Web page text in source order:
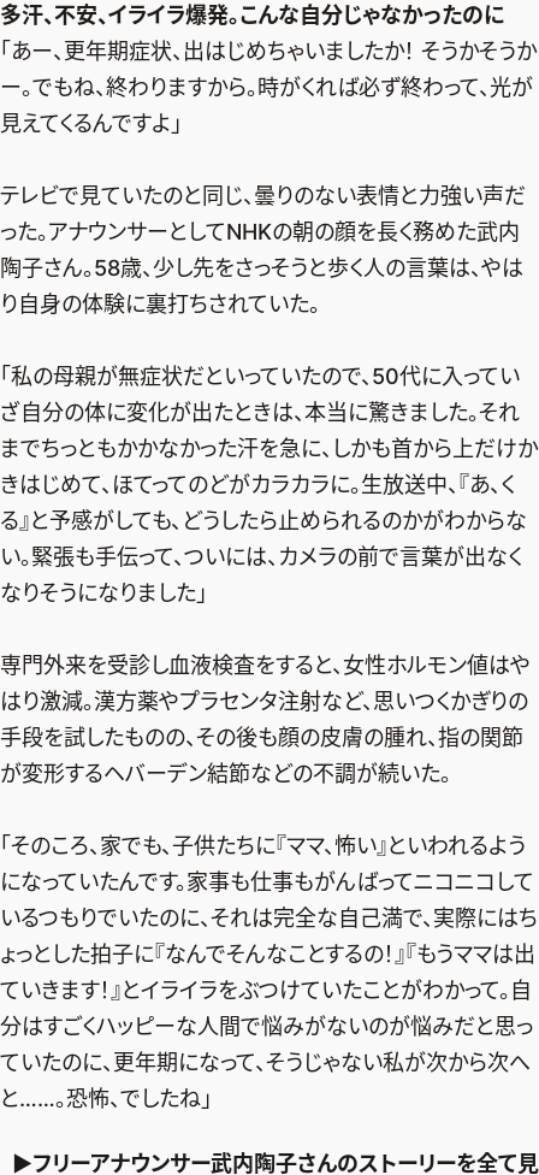
多汗、不安、イライラ爆発。こんな自分じゃなかったのに
「あー、更年期症状、出はじめちゃいましたか！ そうかそうか
ー。でもね、終わりますから。時がくれば必ず終わって、光が
見えてくるんですよ」
テレビで見ていたのと同じ、曇りのない表情と力強い声だ
った。アナウンサーとしてNHKの朝の顔を長く務めた武内
陶子さん。58歳、少し先をさっそうと歩く人の言葉は、やは
り自身の体験に裏打ちされていた。
「私の母親が無症状だといっていたので、50代に入ってい
ざ自分の体に変化が出たときは、本当に驚きました。それ
までちっともかかなかった汗を急に、しかも首から上だけか
きはじめて、ほてってのどがカラカラに。生放送中、『あ、く
る』と予感がしても、どうしたら止められるのかがわからな
い。緊張も手伝って、ついには、カメラの前で言葉が出なく
なりそうになりました」
専門外来を受診し血液検査をすると、女性ホルモン値はや
はり激減。漢方薬やプラセンタ注射など、思いつくかぎりの
手段を試したものの、その後も顔の皮膚の腫れ、指の関節
が変形するヘバーデン結節などの不調が続いた。
「そのころ、家でも、子供たちに『ママ、怖い』といわれるよう
になっていたんです。家事も仕事もがんばってニコニコして
いるつもりでいたのに、それは完全な自己満で、実際にはち
ょっとした拍子に『なんでそんなことするの！』『もうママは出
ていきます！』とイライラをぶつけていたことがわかって。自
分はすごくハッピーな人間で悩みがないのが悩みだと思っ
ていたのに、更年期になって、そうじゃない私が次から次へ
と……。恐怖、でしたね」
▶フリーアナウンサー武内陶子さんのストーリーを全て見